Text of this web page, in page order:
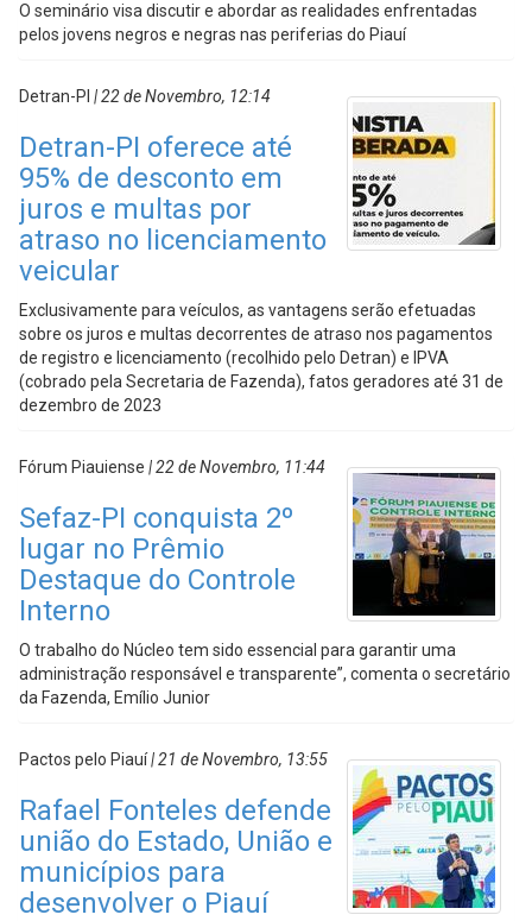
O seminário visa discutir e abordar as realidades enfrentadas
pelos jovens negros e negras nas periferias do Piauí
Detran-PI | 22 de Novembro, 12:14
Detran-PI oferece até
95% de desconto em
juros e multas por
atraso no licenciamento
veicular
Exclusivamente para veículos, as vantagens serão efetuadas
sobre os juros e multas decorrentes de atraso nos pagamentos
de registro e licenciamento (recolhido pelo Detran) e IPVA
(cobrado pela Secretaria de Fazenda), fatos geradores até 31 de
dezembro de 2023
Fórum Piauiense | 22 de Novembro, 11:44
Sefaz-PI conquista 2º
lugar no Prêmio
Destaque do Controle
Interno
O trabalho do Núcleo tem sido essencial para garantir uma
administração responsável e transparente”, comenta o secretário
da Fazenda, Emílio Junior
Pactos pelo Piauí| 21 de Novembro, 13:55
Rafael Fonteles defende
união do Estado, União e
municípios para
desenvolver o Piauí